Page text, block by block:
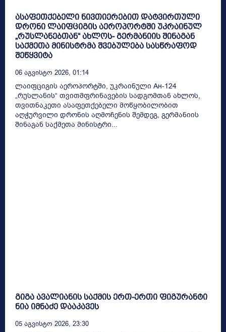
ასაფეთქებელი ნივთიერებით დატვირთული
დრონი ლაიფციგის აეროპორტში უკრაინულ
„რუსლანებთან“ ახლოს- გერმანიის შინაგან
საქმეთა მინისტრმა შვებულება სასწრაფოდ
შეწყვიტა
06 Აგვისტო 2026, 01:14
ლაიფციგის აეროპორტში, უკრაინული Ан-124
„რუსლანის“ თვითმფრინავების სადგომთან ახლოს,
თვითნაკეთი ასაფეთქებელი მოწყობილობით
აღჭურვილი დრონის აღმოჩენის შემდეგ, გერმანიის
შინაგან საქმეთა მინისტრი...
გიგა ავალიანის საქმის ერთ-ერთი ფიგურანტი
ნია იმნაძე დააკავეს
05 Აგვისტო 2026, 23:30